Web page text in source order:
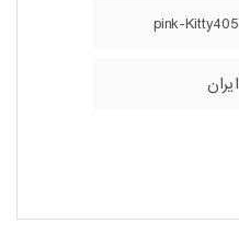
pink-Kitty405
ایران